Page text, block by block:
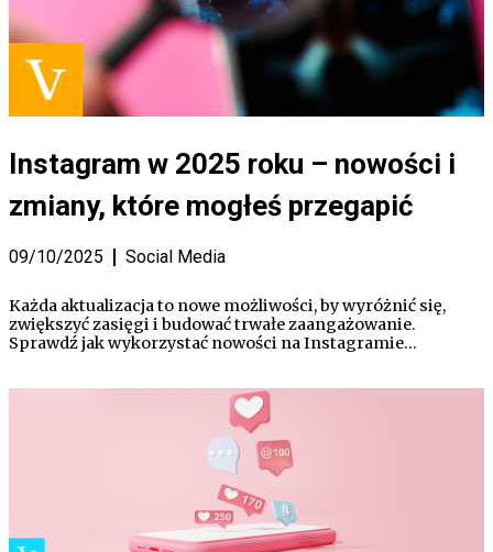
Instagram w 2025 roku – nowości i
zmiany, które mogłeś przegapić
09/10/2025 Social Media
Każda aktualizacja to nowe możliwości, by wyróżnić się,
zwiększyć zasięgi i budować trwałe zaangażowanie.
Sprawdź jak wykorzystać nowości na Instagramie…